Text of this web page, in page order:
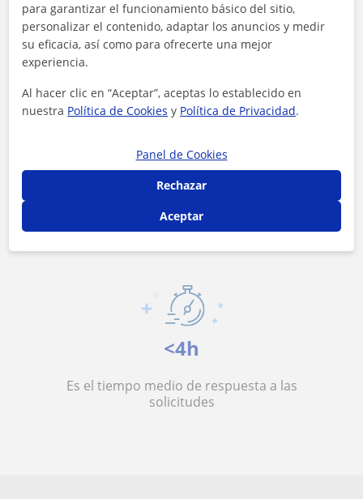
Contacta con los profesores mediante nuestra
mensajería
11 €/h
Es el precio medio de las clases de Árabe
<4h
Es el tiempo medio de respuesta a las
solicitudes
para garantizar el funcionamiento básico del sitio,
personalizar el contenido, adaptar los anuncios y medir
su eficacia, así como para ofrecerte una mejor
experiencia.
Al hacer clic en “Aceptar”, aceptas lo establecido en
nuestra Política de Cookies y Política de Privacidad.
Panel de Cookies
Rechazar
Aceptar